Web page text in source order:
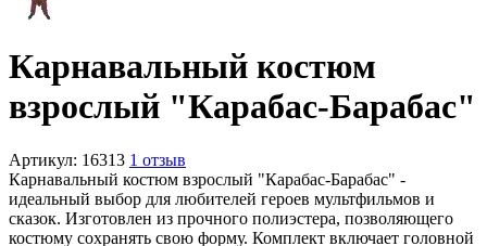
Карнавальный костюм
взрослый "Карабас-Барабас"
Артикул: 16313 1 отзыв
Карнавальный костюм взрослый "Карабас-Барабас" -
идеальный выбор для любителей героев мультфильмов и
сказок. Изготовлен из прочного полиэстера, позволяющего
костюму сохранять свою форму. Комплект включает головной